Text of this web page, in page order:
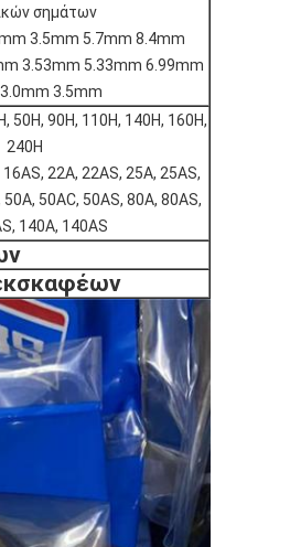
σημάτων
3.5mm 5.7mm 8.4mm
3.53mm 5.33mm 6.99mm
3.5mm
50H, 90H, 110H, 140H, 160H,
240H
22A, 22AS, 25A, 25AS,
50AC, 50AS, 80A, 80AS,
140A, 140AS